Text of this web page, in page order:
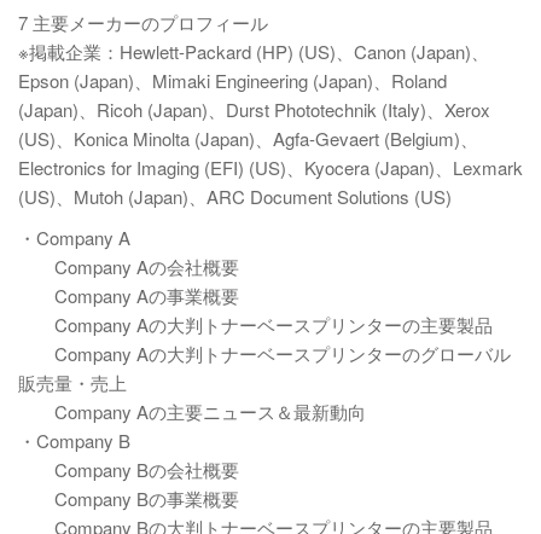
7 主要メーカーのプロフィール
※掲載企業：Hewlett-Packard (HP) (US)、Canon (Japan)、
Epson (Japan)、Mimaki Engineering (Japan)、Roland
(Japan)、Ricoh (Japan)、Durst Phototechnik (Italy)、Xerox
(US)、Konica Minolta (Japan)、Agfa-Gevaert (Belgium)、
Electronics for Imaging (EFI) (US)、Kyocera (Japan)、Lexmark
(US)、Mutoh (Japan)、ARC Document Solutions (US)
・Company A
Company Aの会社概要
Company Aの事業概要
Company Aの大判トナーベースプリンターの主要製品
Company Aの大判トナーベースプリンターのグローバル
販売量・売上
Company Aの主要ニュース＆最新動向
・Company B
Company Bの会社概要
Company Bの事業概要
Company Bの大判トナーベースプリンターの主要製品